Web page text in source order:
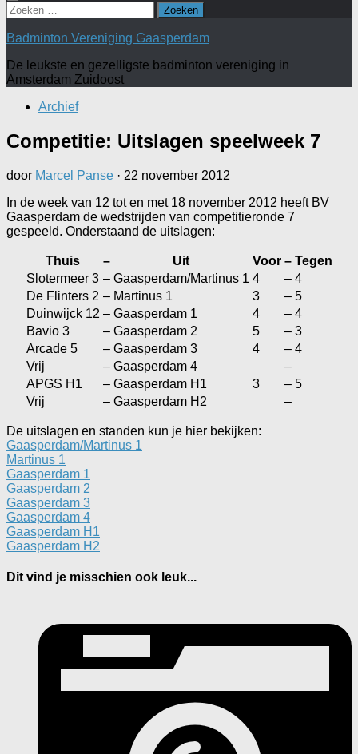
Zoeken
naar:
Badminton Vereniging Gaasperdam
De leukste en gezelligste badminton vereniging in
Amsterdam Zuidoost
Archief
Competitie: Uitslagen speelweek 7
door Marcel Panse · 22 november 2012
In de week van 12 tot en met 18 november 2012 heeft BV
Gaasperdam de wedstrijden van competitieronde 7
gespeeld. Onderstaand de uitslagen:
Thuis – Uit Voor – Tegen
Slotermeer 3 – Gaasperdam/Martinus 1 4 – 4
De Flinters 2 – Martinus 1 3 – 5
Duinwijck 12 – Gaasperdam 1 4 – 4
Bavio 3
– Gaasperdam 2 5 – 3
Arcade 5
– Gaasperdam 3 4 – 4
Vrij
– Gaasperdam 4
–
APGS H1
– Gaasperdam H1 3 – 5
Vrij
– Gaasperdam H2 –
De uitslagen en standen kun je hier bekijken:
Gaasperdam/Martinus 1
Martinus 1
Gaasperdam 1
Gaasperdam 2
Gaasperdam 3
Gaasperdam 4
Gaasperdam H1
Gaasperdam H2
Dit vind je misschien ook leuk...